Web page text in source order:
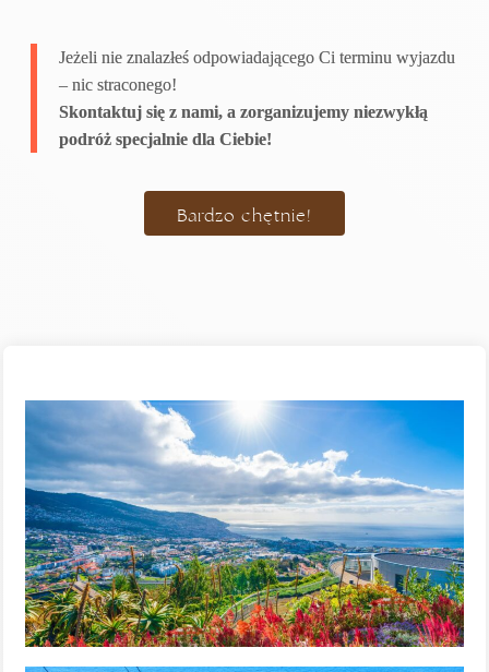
Jeżeli nie znalazłeś odpowiadającego Ci terminu wyjazdu
– nic straconego!
Skontaktuj się z nami, a zorganizujemy niezwykłą
podróż specjalnie dla Ciebie!
Bardzo chętnie!